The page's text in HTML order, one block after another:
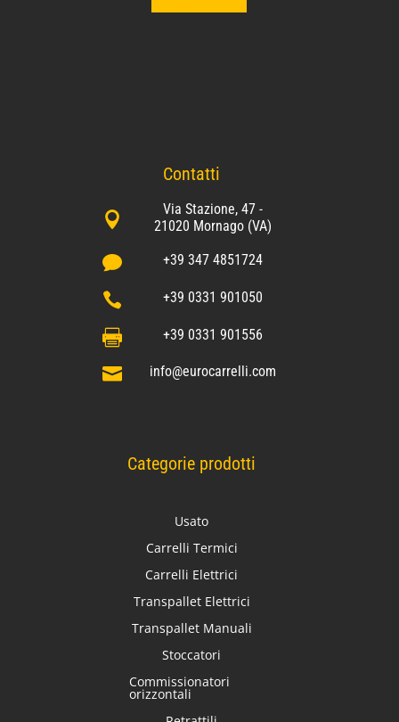
Contatti

Via Stazione, 47 -
21020 Mornago (VA)
 +39 347 4851724
 +39 0331 901050
 +39 0331 901556
 info@eurocarrelli.com
Categorie prodotti
Usato
Carrelli Termici
Carrelli Elettrici
Transpallet Elettrici
Transpallet Manuali
Stoccatori
Commissionatori
orizzontali